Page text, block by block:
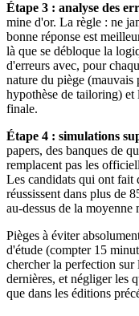
Étape 3 : analyse des
mine d'or. La règle : ne
bonne réponse est
là que se débloque la
d'erreurs avec, pour
nature du piège (mauvais
hypothèse de tailoring)
finale.
Étape 4 : simulations
papers, des banques de
remplacent pas les
Les candidats qui ont fait
réussissent dans plus de
au‑dessus de la moyenne
Pièges à éviter
d'étude (compter 15
chercher la perfection sur
dernières, et négliger les
que dans les éditions